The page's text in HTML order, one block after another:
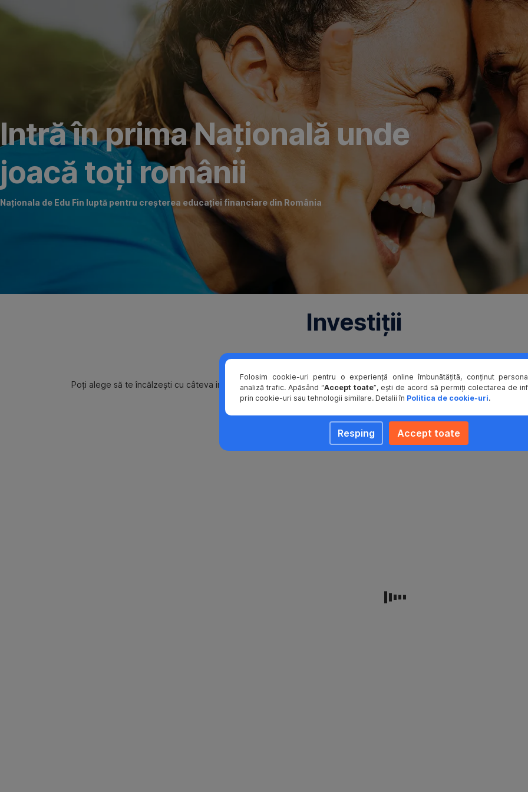
Omite
Intră în prima Națională unde
joacă toți românii
Naționala de Edu Fin luptă pentru creșterea educației financiare din România
Investiții
Poți alege să te încălzești cu câteva informații punctuale, să faci niște sprinturi tematice sau poți să alegi direct
Folosim cookie-uri pentru o experiență online îmbunătățită, conținut
analiză trafic. Apăsând “Accept toate”, ești de acord să permiți colectarea de
prin cookie-uri sau tehnologii similare. Detalii în Politica de cookie-uri.
Resping Accept toate